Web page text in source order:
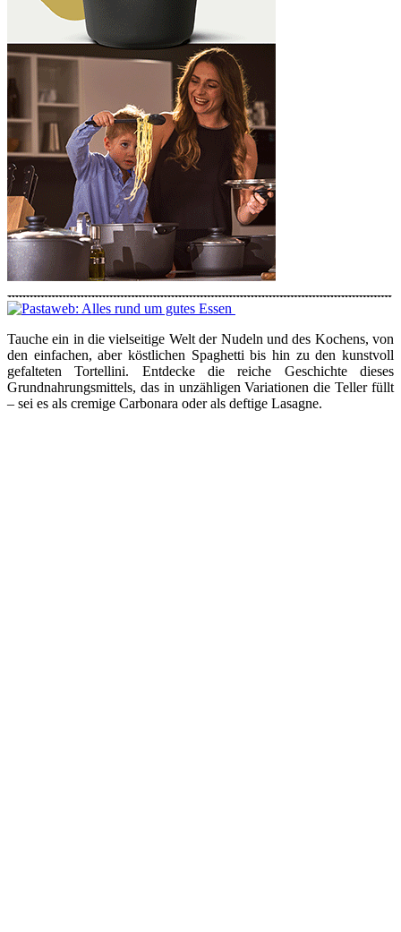
Tauche ein in die vielseitige Welt der Nudeln und des Kochens, von
den einfachen, aber köstlichen Spaghetti bis hin zu den kunstvoll
gefalteten Tortellini. Entdecke die reiche Geschichte dieses
Grundnahrungsmittels, das in unzähligen Variationen die Teller füllt
– sei es als cremige Carbonara oder als deftige Lasagne.